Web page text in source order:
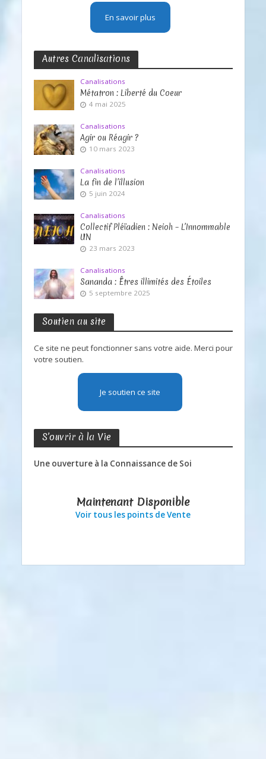
En savoir plus
Autres Canalisations
Canalisations
Métatron : Liberté du Coeur
4 mai 2025
Canalisations
Agir ou Réagir ?
10 mars 2023
Canalisations
La fin de l’illusion
5 juin 2024
Canalisations
Collectif Pléïadien : Neioh – L’Innommable
UN
23 mars 2023
Canalisations
Sananda : Êtres illimités des Étoiles
5 septembre 2025
Soutien au site
Ce site ne peut fonctionner sans votre aide. Merci pour
votre soutien.
Je soutien ce site
S’ouvrir à la Vie
Une ouverture à la Connaissance de Soi
Maintenant Disponible
Voir tous les points de Vente